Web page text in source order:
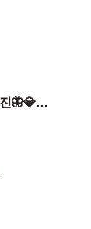
aespa 파랑느낌 낭낭한 사진🦋💎🫧☁️✨🪼